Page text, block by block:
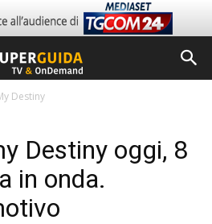
Destiny
Destiny oggi, 8
in onda.